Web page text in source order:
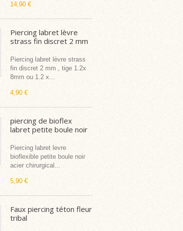
14,90 €
Piercing labret lèvre
strass fin discret 2 mm
Piercing labret lèvre strass
fin discret 2 mm , tige 1.2x
8mm ou 1.2 x...
4,90 €
piercing de bioflex
labret petite boule noir
Piercing labret levre
bioflexible petite boule noir
acier chirurgical...
5,90 €
Faux piercing téton fleur
tribal